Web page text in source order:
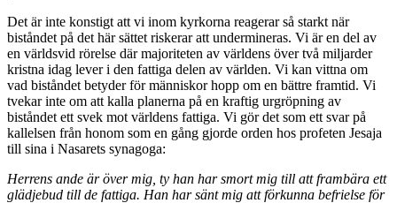
Det är inte konstigt att vi inom kyrkorna reagerar så starkt när
biståndet på det här sättet riskerar att undermineras. Vi är en del av
en världsvid rörelse där majoriteten av världens över två miljarder
kristna idag lever i den fattiga delen av världen. Vi kan vittna om
vad biståndet betyder för människor hopp om en bättre framtid. Vi
tvekar inte om att kalla planerna på en kraftig urgröpning av
biståndet ett svek mot världens fattiga. Vi gör det som ett svar på
kallelsen från honom som en gång gjorde orden hos profeten Jesaja
till sina i Nasarets synagoga:
Herrens ande är över mig, ty han har smort mig till att frambära ett
glädjebud till de fattiga. Han har sänt mig att förkunna befrielse för